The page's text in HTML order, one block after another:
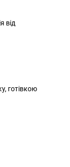
від
готівкою